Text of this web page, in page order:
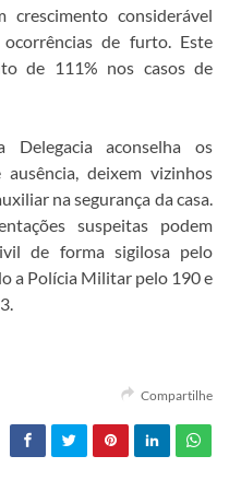
considerável
de furto. Este
de 111% nos casos de
aconselha os
deixem vizinhos
na segurança da casa.
suspeitas podem
de forma sigilosa pelo
a Polícia Militar pelo 190 e
Compartilhe